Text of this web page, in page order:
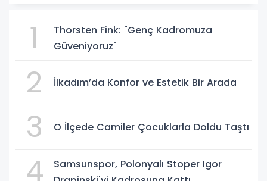
1
Thorsten Fink: "Genç Kadromuza
Güveniyoruz"
2 İlkadım’da Konfor ve Estetik Bir Arada
3 O İlçede Camiler Çocuklarla Doldu Taştı
4
Samsunspor, Polonyalı Stoper Igor